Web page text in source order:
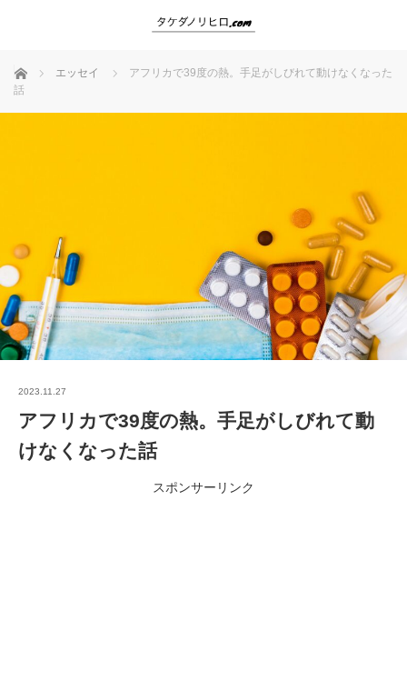
ホーム エッセイ
アフリカで39度の熱。手足がしびれて動けなくなった
話
2023.11.27
アフリカで39度の熱。手足がしびれて動
けなくなった話
スポンサーリンク